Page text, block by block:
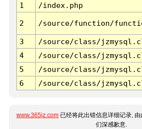
1
/index.php
2 /source/function/
3 /source/class/
4
/source/class/
5
/source/class/
6
/source/class/
www.365jz.com 已经将此出错信息详细记录,
们深感歉意.